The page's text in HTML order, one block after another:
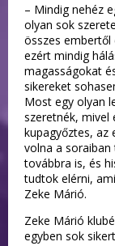
– Mindig nehéz
olyan sok
összes
ezért mindig
magasságokat
sikereket
Most egy olyan
szeretnék, mivel
kupagyőztes, az
volna a
továbbra is, és
tudtok elérni,
Zeke Márió.
Zeke Márió
egyben sok